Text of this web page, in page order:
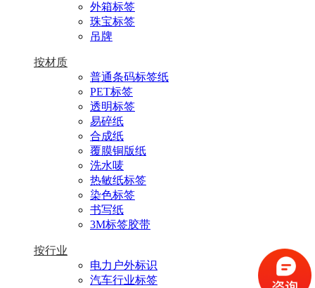
外箱标签
珠宝标签
吊牌
按材质
普通条码标签纸
PET标签
透明标签
易碎纸
合成纸
覆膜铜版纸
洗水唛
热敏纸标签
染色标签
书写纸
3M标签胶带
按行业
电力户外标识
汽车行业标签